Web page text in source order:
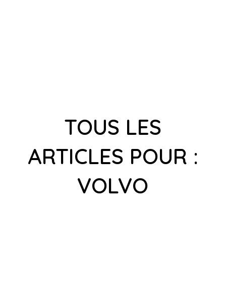
TOUS LES
ARTICLES POUR :
VOLVO